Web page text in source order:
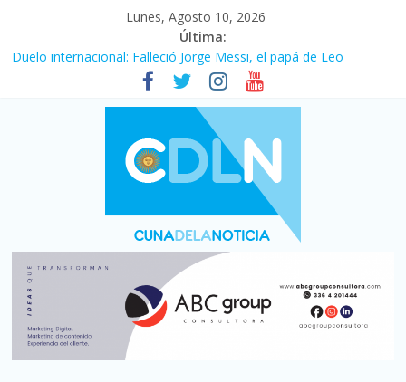
Lunes, Agosto 10, 2026
Última:
Duelo internacional: Falleció Jorge Messi, el papá de Leo
El consumo sigue frenado: las ventas minoristas cayeron 3,8 en
julio y acumulan siete meses en baja
Newell’s cayó 2 a 1 ante Defensa y Justicia en Florencio Varela
por la cuarta fecha del Clausura
El agro argentino logró un récord histórico de exportaciones en
el primer semestre de 2026
La construcción cayó 4,1% en junio y registró su cuarta baja del